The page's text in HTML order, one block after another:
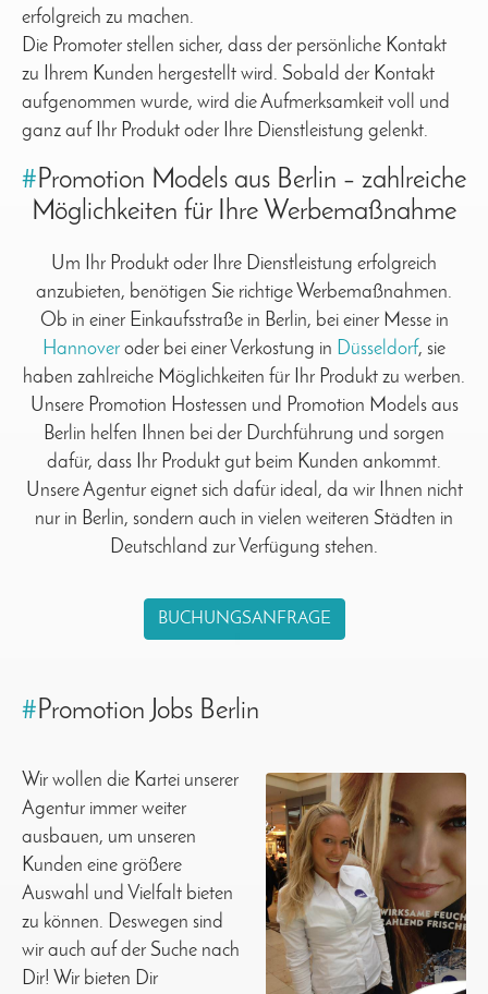
erfolgreich zu machen.
Die Promoter stellen sicher, dass der persönliche Kontakt
zu Ihrem Kunden hergestellt wird. Sobald der Kontakt
aufgenommen wurde, wird die Aufmerksamkeit voll und
ganz auf Ihr Produkt oder Ihre Dienstleistung gelenkt.
# Promotion Models aus Berlin – zahlreiche
Möglichkeiten für Ihre Werbemaßnahme
Um Ihr Produkt oder Ihre Dienstleistung erfolgreich
anzubieten, benötigen Sie richtige Werbemaßnahmen.
Ob in einer Einkaufsstraße in Berlin, bei einer Messe in
Hannover oder bei einer Verkostung in Düsseldorf, sie
haben zahlreiche Möglichkeiten für Ihr Produkt zu werben.
Unsere Promotion Hostessen und Promotion Models aus
Berlin helfen Ihnen bei der Durchführung und sorgen
dafür, dass Ihr Produkt gut beim Kunden ankommt.
Unsere Agentur eignet sich dafür ideal, da wir Ihnen nicht
nur in Berlin, sondern auch in vielen weiteren Städten in
Deutschland zur Verfügung stehen.
BUCHUNGSANFRAGE
#Promotion Jobs Berlin
Wir wollen die Kartei unserer
Agentur immer weiter
ausbauen, um unseren
Kunden eine größere
Auswahl und Vielfalt bieten
zu können. Deswegen sind
wir auch auf der Suche nach
Dir! Wir bieten Dir